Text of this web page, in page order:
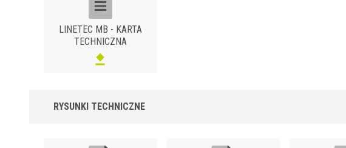
detali mieszkalnych. Wilgoć i czynniki żrące mogą utleniać
odsłonięte powierzchnie. Polerowanie profilu konwencjonalną
polerką przywróci mu blask w mgnieniu oka.
LINETEC MB - KARTA
TECHNICZNA
RYSUNKI TECHNICZNE